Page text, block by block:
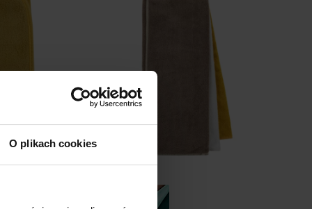
O plikach cookies